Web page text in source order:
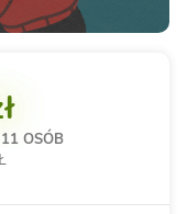
11 OSÓB